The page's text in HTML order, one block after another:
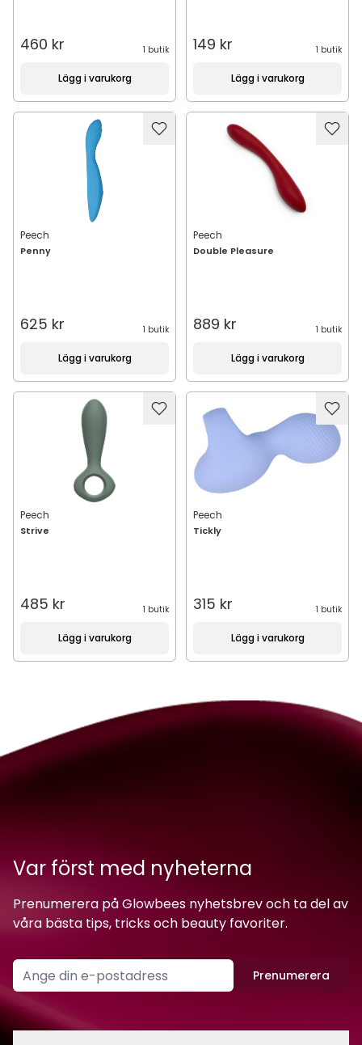
460 kr 1 butik
Lägg i varukorg
149 kr 1 butik
Lägg i varukorg
Peech
Penny
625 kr 1 butik
Lägg i varukorg
Peech
Double Pleasure
889 kr 1 butik
Lägg i varukorg
Peech
Strive
485 kr 1 butik
Lägg i varukorg
Peech
Tickly
315 kr 1 butik
Lägg i varukorg
Var först med nyheterna
Prenumerera på Glowbees nyhetsbrev och ta del av
våra bästa tips, tricks och beauty favoriter.
Prenumerera